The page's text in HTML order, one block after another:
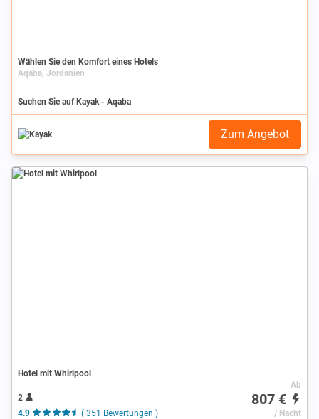
Wählen Sie den Komfort eines Hotels
Aqaba, Jordanien
Suchen Sie auf Kayak - Aqaba
Zum Angebot
Hotel mit Whirlpool
2
4.9
( 351 Bewertungen )
Ab
807 €
/ Nacht